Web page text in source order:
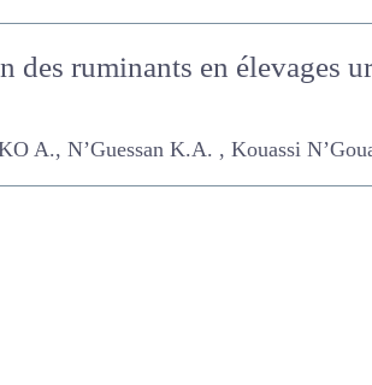
des ruminants en élevages
K.A. , Kouassi N’Gouan C.